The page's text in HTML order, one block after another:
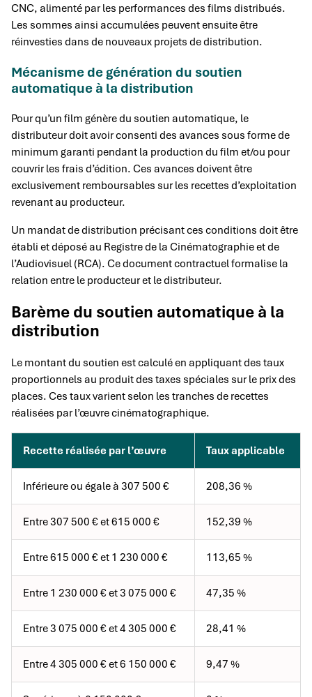
CNC, alimenté par les performances des films distribués.
Les sommes ainsi accumulées peuvent ensuite être
réinvesties dans de nouveaux projets de distribution.
Mécanisme de génération du soutien
automatique à la distribution
Pour qu’un film génère du soutien automatique, le
distributeur doit avoir consenti des avances sous forme de
minimum garanti pendant la production du film et/ou pour
couvrir les frais d’édition. Ces avances doivent être
exclusivement remboursables sur les recettes d’exploitation
revenant au producteur.
Un mandat de distribution précisant ces conditions doit être
établi et déposé au Registre de la Cinématographie et de
l’Audiovisuel (RCA). Ce document contractuel formalise la
relation entre le producteur et le distributeur.
Barème du soutien automatique à la
distribution
Le montant du soutien est calculé en appliquant des taux
proportionnels au produit des taxes spéciales sur le prix des
places. Ces taux varient selon les tranches de recettes
réalisées par l’œuvre cinématographique.
Recette réalisée par l’œuvre Taux applicable
Inférieure ou égale à 307 500 € 208,36 %
Entre 307 500 € et 615 000 € 152,39 %
Entre 615 000 € et 1 230 000 € 113,65 %
Entre 1 230 000 € et 3 075 000 € 47,35 %
Entre 3 075 000 € et 4 305 000 € 28,41 %
Entre 4 305 000 € et 6 150 000 € 9,47 %